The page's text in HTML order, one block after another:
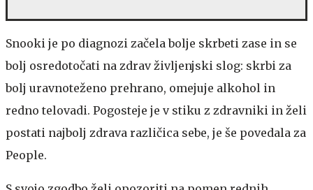
Snooki je po diagnozi začela bolje skrbeti zase in se
bolj osredotočati na zdrav življenjski slog: skrbi za
bolj uravnoteženo prehrano, omejuje alkohol in
redno telovadi. Pogosteje je v stiku z zdravniki in želi
postati najbolj zdrava različica sebe, je še povedala za
People.